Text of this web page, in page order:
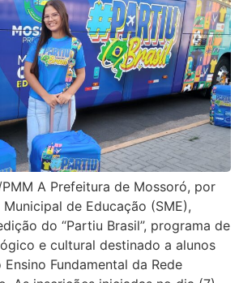
A Prefeitura de Mossoró, por
de Educação (SME),
do “Partiu Brasil”, programa de
e cultural destinado a alunos
Fundamental da Rede